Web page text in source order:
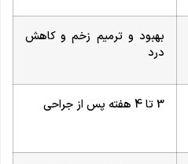
بهبود و ترمیم زخم و کاهش
درد
3 تا 4 هفته پس از جراحی